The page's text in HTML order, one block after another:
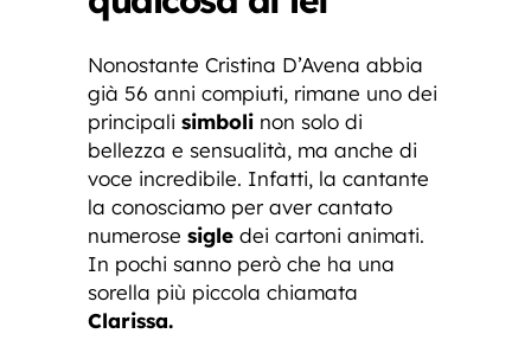
Nonostante Cristina D’Avena abbia
già 56 anni compiuti, rimane uno dei
principali simboli non solo di
bellezza e sensualità, ma anche di
voce incredibile. Infatti, la cantante
la conosciamo per aver cantato
numerose sigle dei cartoni animati.
In pochi sanno però che ha una
sorella più piccola chiamata
Clarissa.